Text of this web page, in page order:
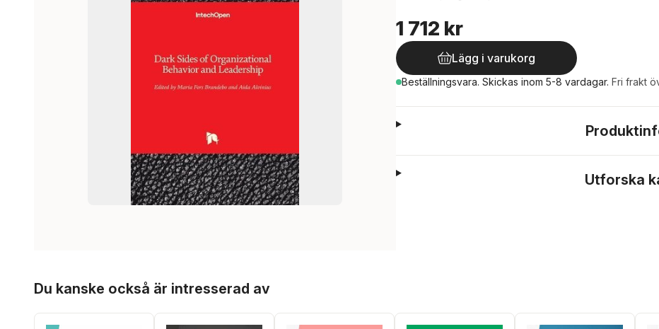
1 712 kr
Lägg i varukorg
Beställningsvara. Skickas inom 5-8 vardagar. Fri frakt
Utforska
Du kanske också är intresserad av